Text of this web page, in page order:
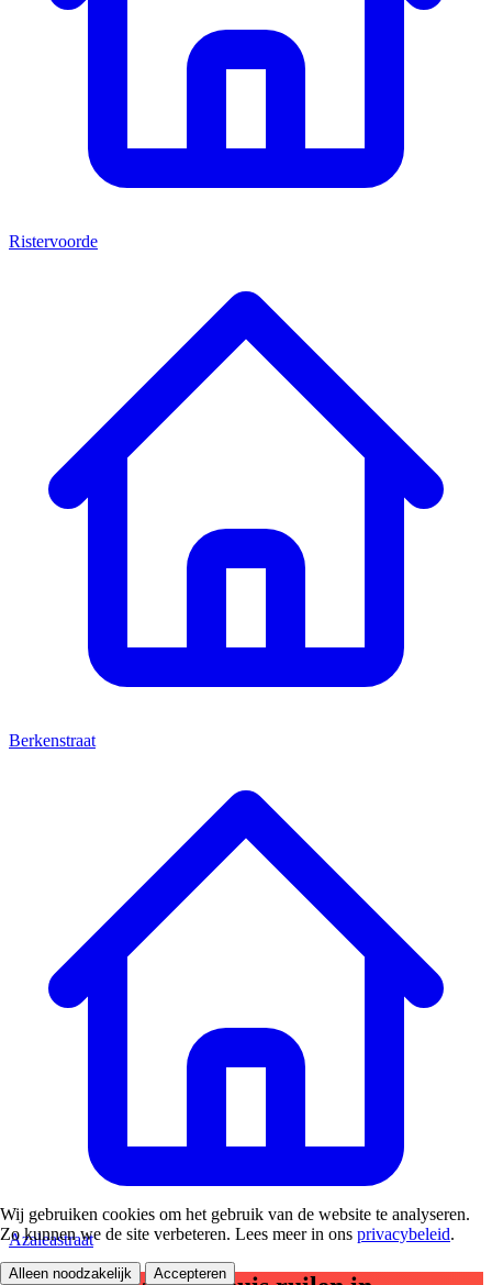
Ristervoorde
Berkenstraat
Azaleastraat
Wij gebruiken cookies om het gebruik van de website te analyseren.
Zo kunnen we de site verbeteren. Lees meer in ons privacybeleid.
Alleen noodzakelijk Accepteren